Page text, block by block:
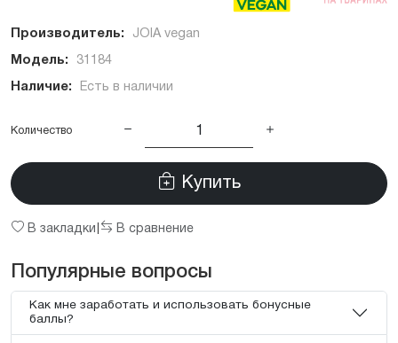
Производитель: JOIA vegan
Модель: 31184
Наличие: Есть в наличии
Количество
Купить
В закладки В сравнение
Популярные вопросы
Как мне заработать и использовать бонусные
баллы?